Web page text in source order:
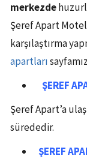
merkezde
Şeref Apart
karşılaştırma
apartları
ŞEREF
Şeref Apart’a
sürededir.
ŞEREF